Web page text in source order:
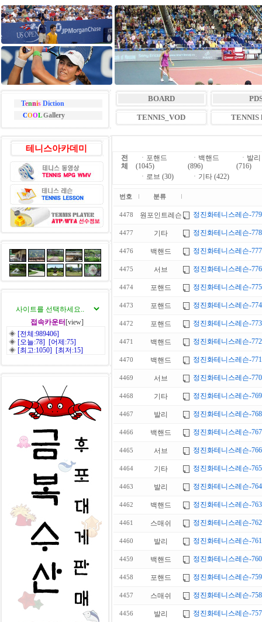
TennisDiction
COOLGallery
BOARD
TENNIS_VOD TENNIS
테니스아카데미
접속카운터 [view]
◈ [전체:989406]
◈ [오늘:78] [어제:75]
◈ [최고:1050] [최저:15]
전
체
ㆍ 포핸드
(1045)
ㆍ 백핸드
(896)
ㆍ 발리
(716)
ㆍ 로브 (30) ㆍ 기타 (422)
번호 분류
4478 원포인트레슨 정진화테니스레슨-
4477 기타 정진화테니스레슨-
4476 백핸드 정진화테니스레슨-
4475 서브 정진화테니스레슨-
4474 포핸드 정진화테니스레슨-
4473 포핸드 정진화테니스레슨-
4472 포핸드 정진화테니스레슨-
4471 백핸드 정진화테니스레슨-
4470 백핸드 정진화테니스레슨-
4469 서브 정진화테니스레슨-
4468 기타 정진화테니스레슨-
4467 발리 정진화테니스레슨-
4466 백핸드 정진화테니스레슨-
4465 서브 정진화테니스레슨-
4464 기타 정진화테니스레슨-
4463 발리 정진화테니스레슨-
4462 백핸드 정진화테니스레슨-
4461 스매쉬 정진화테니스레슨-
4460 발리 정진화테니스레슨-
4459 백핸드 정진화테니스레슨-
4458 포핸드 정진화테니스레슨-
4457 스매쉬 정진화테니스레슨-
4456 발리 정진화테니스레슨-